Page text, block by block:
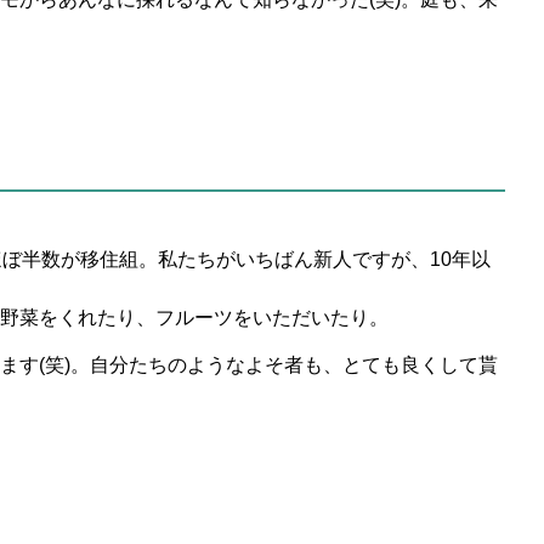
半数が移住組。私たちがいちばん新人ですが、10年以
菜をくれたり、フルーツをいただいたり。
す(笑)。自分たちのようなよそ者も、とても良くして貰